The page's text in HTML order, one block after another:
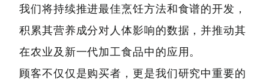
我们将持续推进最佳烹饪方法和食谱的开发，
积累其营养成分对人体影响的数据，并推动其
在农业及新一代加工食品中的应用。
顾客不仅仅是购买者，更是我们研究中重要的